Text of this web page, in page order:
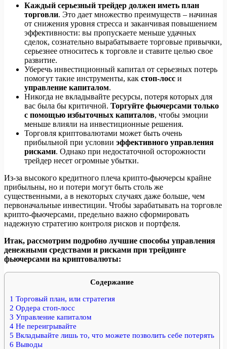
Каждый серьезный трейдер должен иметь план
торговли. Это дает множество преимуществ – начиная
от снижения уровня стресса и заканчивая повышением
эффективности: вы пропускаете меньше удачных
сделок, сознательно вырабатываете торговые привычки,
серьезнее относитесь к торговле и ставите целью свое
развитие.
Уберечь инвестиционный капитал от серьезных потерь
помогут такие инструменты, как стоп-лосс и
управление капиталом.
Никогда не вкладывайте ресурсы, потеря которых для
вас была бы критичной. Торгуйте фьючерсами только
с помощью избыточных капиталов, чтобы эмоции
меньше влияли на инвестиционные решения.
Торговля криптовалютами может быть очень
прибыльной при условии эффективного управления
рисками. Однако при недостаточной осторожности
трейдер несет огромные убытки.
Из-за высокого кредитного плеча крипто-фьючерсы крайне
прибыльны, но и потери могут быть столь же
существенными, а в некоторых случаях даже больше, чем
первоначальные инвестиции. Чтобы зарабатывать на торговле
крипто-фьючерсами, предельно важно сформировать
надежную стратегию контроля рисков и портфеля.
Итак, рассмотрим подробно лучшие способы управления
денежными средствами и рисками при трейдинге
фьючерсами на криптовалюты:
Содержание
1 Торговый план, или стратегия
2 Ордера стоп-лосс
3 Управление капиталом
4 Не переигрывайте
5 Вкладывайте лишь то, что можете позволить себе потерять
6 Выводы